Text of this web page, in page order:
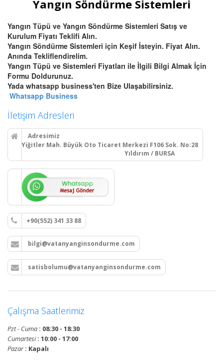
Yangın Söndürme Sistemleri
Yangın Tüpü ve Yangın Söndürme Sistemleri Satış ve
Kurulum Fiyatı Teklifi Alın.
Yangın Söndürme Sistemleri için Keşif İsteyin. Fiyat Alın.
Anında Tekliflendirelim.
Yangın Tüpü ve Sistemleri Fiyatları ile İlgili Bilgi Almak İçin
Formu Doldurunuz.
Yada whatsapp business'ten Bize Ulaşabilirsiniz.
Whatsapp Business
İletişim Adresleri
Adresimiz
Yiğitler Mah. Büyük Oto Ticaret Merkezi F106 Sok. No:28
Yıldırım / BURSA
+90(552) 341 33 88
bilgi@vatanyanginsondurme.com
satisbolumu@vatanyanginsondurme.com
Çalışma Saatlerimiz
Pzt - Cuma : 08:30 - 18:30
Cumartesi: 10:00 - 17:00
Pazar: Kapalı